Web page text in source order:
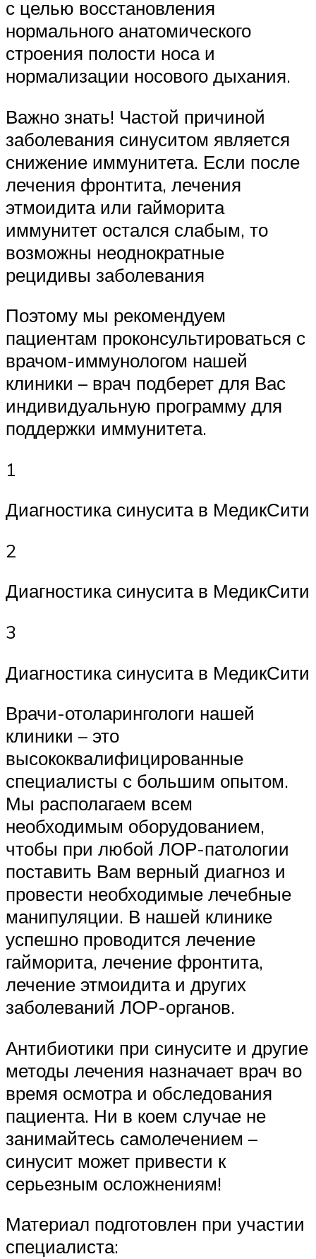
с целью восстановления
нормального анатомического
строения полости носа и
нормализации носового дыхания.
Важно знать! Частой причиной
заболевания синуситом является
снижение иммунитета. Если после
лечения фронтита, лечения
этмоидита или гайморита
иммунитет остался слабым, то
возможны неоднократные
рецидивы заболевания
Поэтому мы рекомендуем
пациентам проконсультироваться с
врачом-иммунологом нашей
клиники – врач подберет для Вас
индивидуальную программу для
поддержки иммунитета.
1
Диагностика синусита в МедикСити
2
Диагностика синусита в МедикСити
3
Диагностика синусита в МедикСити
Врачи-отоларингологи нашей
клиники – это
высококвалифицированные
специалисты с большим опытом.
Мы располагаем всем
необходимым оборудованием,
чтобы при любой ЛОР-патологии
поставить Вам верный диагноз и
провести необходимые лечебные
манипуляции. В нашей клинике
успешно проводится лечение
гайморита, лечение фронтита,
лечение этмоидита и других
заболеваний ЛОР-органов.
Антибиотики при синусите и другие
методы лечения назначает врач во
время осмотра и обследования
пациента. Ни в коем случае не
занимайтесь самолечением –
синусит может привести к
серьезным осложнениям!
Материал подготовлен при участии
специалиста: